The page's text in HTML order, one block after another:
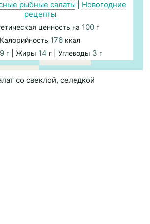
рыбные салаты
Новогодние
рецепты
ценность на 100г
Калорийность 176ккал
9 г | Жиры 14 г | Углеводы 3 г